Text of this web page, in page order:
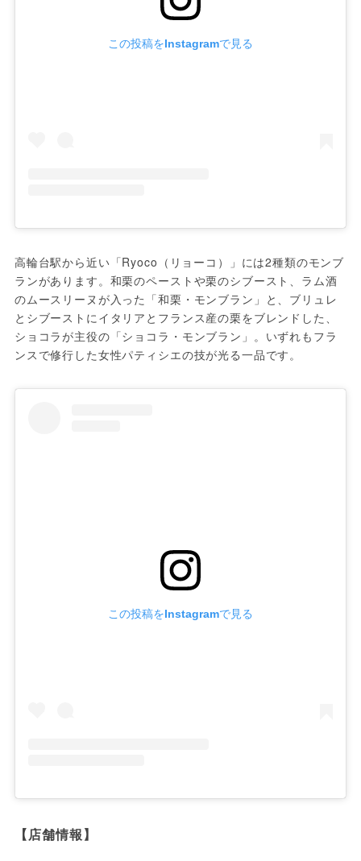
この投稿をInstagramで見る
高輪台駅から近い「Ryoco（リョーコ）」には2種類のモンブ
ランがあります。和栗のペーストや栗のシブースト、ラム酒
のムースリーヌが入った「和栗・モンブラン」と、ブリュレ
とシブーストにイタリアとフランス産の栗をブレンドした、
ショコラが主役の「ショコラ・モンブラン」。いずれもフラ
ンスで修行した女性パティシエの技が光る一品です。
この投稿をInstagramで見る
【店舗情報】